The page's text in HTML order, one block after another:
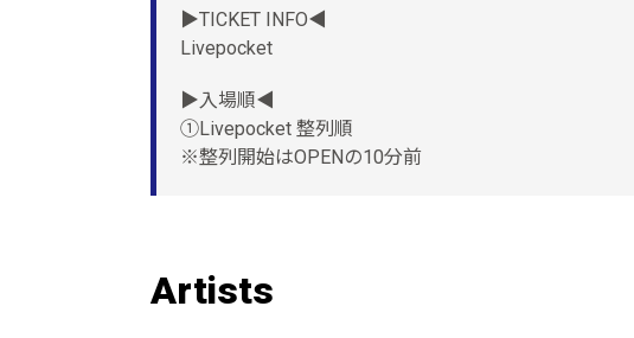
▶︎TICKET INFO◀︎
Livepocket
▶︎入場順◀︎
①Livepocket 整列順
※整列開始はOPENの10分前
Artists